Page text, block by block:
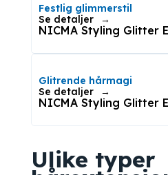
Festlig glimmerstil
NICMA Styling Glitter
Se detaljer
Glitrende hårmagi
NICMA Styling Glitter
Se detaljer
Ulike typer